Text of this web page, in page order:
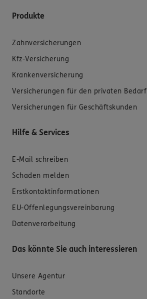
Produkte
Zahnversicherungen
Kfz-Versicherung
Krankenversicherung
Versicherungen für den privaten Bedarf
Versicherungen für Geschäftskunden
Hilfe & Services
E-Mail schreiben
Schaden melden
Erstkontaktinformationen
EU-Offenlegungsvereinbarung
Datenverarbeitung
Das könnte Sie auch interessieren
Unsere Agentur
Standorte